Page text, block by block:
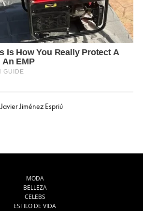
Javier Jiménez Espriú
MODA
BELLEZA
CELEBS
ESTILO DE VIDA